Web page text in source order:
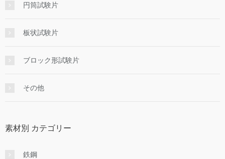
円筒試験片
板状試験片
ブロック形試験片
その他
素材別 カテゴリー
鉄鋼